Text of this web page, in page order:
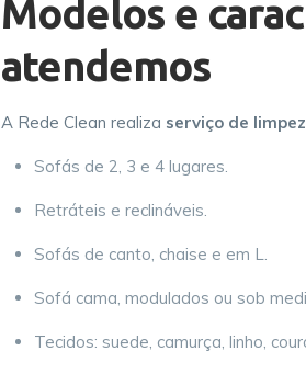
Modelos e
atendemos
A Rede Clean realiza serviço de
Sofás de 2, 3 e 4 lugares.
Retráteis e reclináveis.
Sofás de canto, chaise e em L.
Sofá cama, modulados ou sob
Tecidos: suede, camurça, linho,